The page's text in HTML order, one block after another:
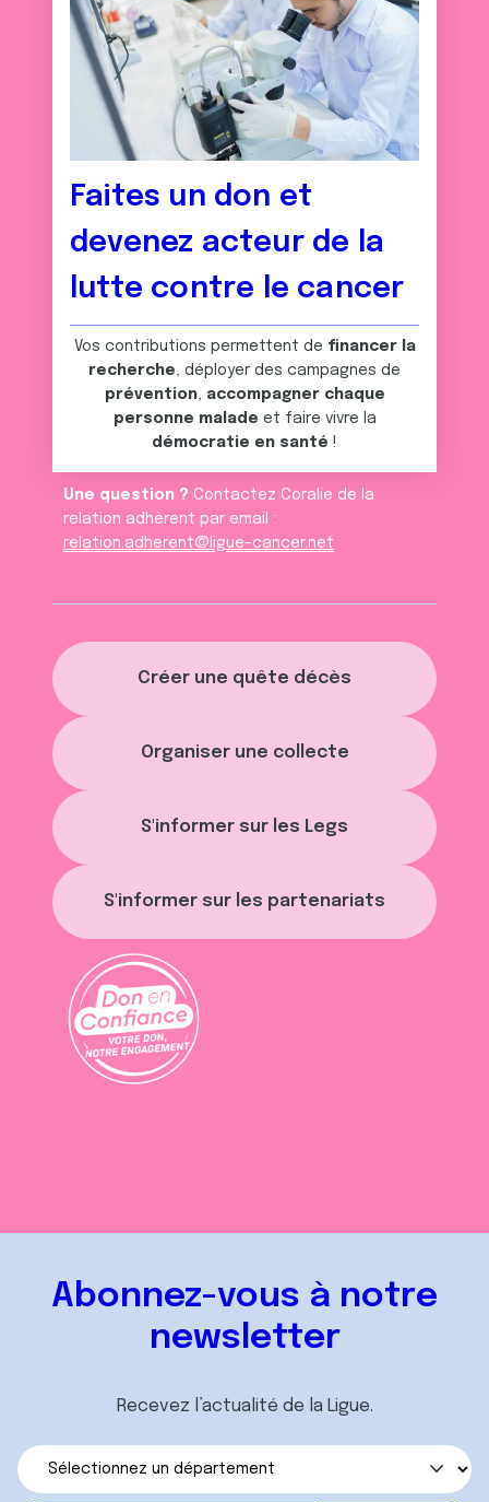
Créer une quête décès
Organiser une collecte
S'informer sur les Legs
S'informer sur les partenariats
Faites un don et
devenez acteur de la
lutte contre le cancer
Vos contributions permettent de financer la
recherche, déployer des campagnes de
prévention, accompagner chaque
personne malade et faire vivre la
démocratie en santé !
Une question ? Contactez Coralie de la
relation adhèrent par email :
relation.adherent@ligue-cancer.net
Abonnez-vous à notre
newsletter
Recevez l’actualité de la Ligue.